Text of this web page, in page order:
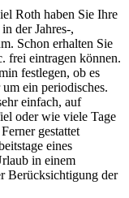
Roth haben Sie Ihre
der Jahres-,
Schon erhalten Sie
frei eintragen können.
festlegen, ob es
ein periodisches.
einfach, auf
oder wie viele Tage
gestattet
eines
in einem
Berücksichtigung der